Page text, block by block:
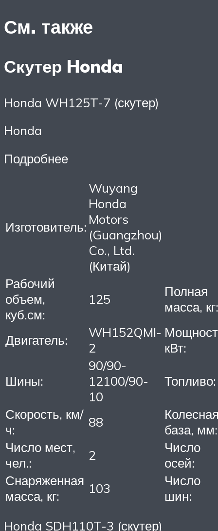
См. также
Скутер Honda
Honda WH125T-7 (скутер)
Honda
Подробнее
Изготовитель:
Wuyang
Honda
Motors
(Guangzhou)
Co., Ltd.
(Китай)
Рабочий
объем,
куб.см:
125
Полная
масса, кг:
Двигатель:
WH152QMI-
2
кВт:
Шины:
90/90-
12100/90-
10
Топливо:
Скорость, км/
ч:
88
база, мм:
Число мест,
чел.:
2
Число
осей:
Снаряженная
масса, кг:
103
Число
шин:
Honda SDH110T-3 (скутер)